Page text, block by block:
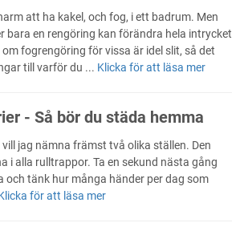
att ha kakel, och fog, i ett badrum. Men
bara en rengöring kan förändra hela intrycket
fogrengöring för vissa är idel slit, så det
till varför du ... Klicka för att läsa mer
- Så bör du städa hemma
jag nämna främst två olika ställen. Den
i alla rulltrappor. Ta en sekund nästa gång
och tänk hur många händer per dag som
för att läsa mer